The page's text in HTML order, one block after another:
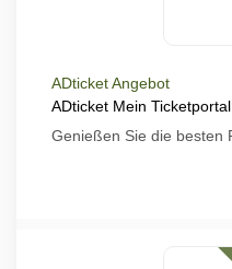
ADticket Angebot
ADticket Mein
Genießen Sie die besten